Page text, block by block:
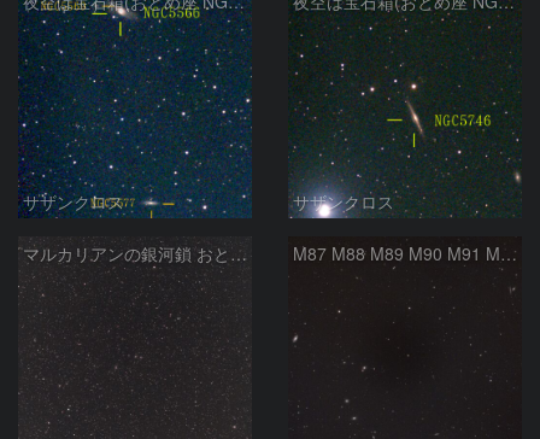
サザンクロス サザンクロス
マルカリアンの銀河鎖 おとめ座・ かみのけ座の銀河 M87 M88 M89 M90 M91 M100 マルカリアンの銀河鎖 おとめ座 かみのけ座